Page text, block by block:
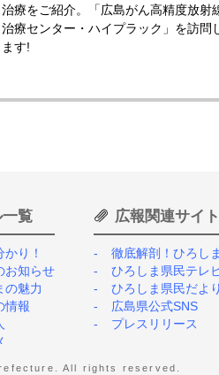
治療をご紹介。「広島がん高精度放射
治療センター・ハイプラック」を訪問
ます!
覧
り！
知らせ
魅力
報
広報関連サイト
徹底解剖！ひろし
ひろしま県民テレ
ひろしま県民だより
広島県公式SNS
プレスリリース
All rights reserved.